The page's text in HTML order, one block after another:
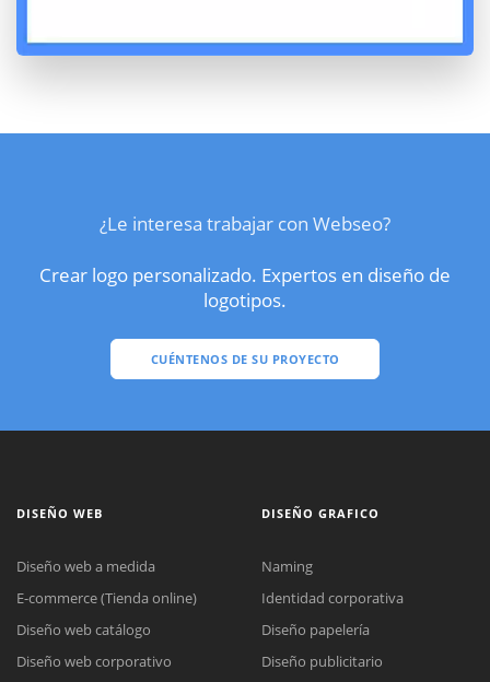
¿Le interesa trabajar con Webseo?
Crear logo personalizado. Expertos en diseño de
logotipos.
CUÉNTENOS DE SU PROYECTO
DISEÑO WEB
Diseño web a medida
E-commerce (Tienda online)
Diseño web catálogo
Diseño web corporativo
DISEÑO GRAFICO
Naming
Identidad corporativa
Diseño papelería
Diseño publicitario